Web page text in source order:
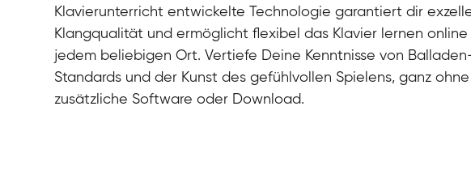
Klavierunterricht entwickelte Technologie garantiert dir
Klangqualität und ermöglicht flexibel das Klavier lernen online
jedem beliebigen Ort. Vertiefe Deine Kenntnisse von
Standards und der Kunst des gefühlvollen Spielens, ganz ohne
zusätzliche Software oder Download.